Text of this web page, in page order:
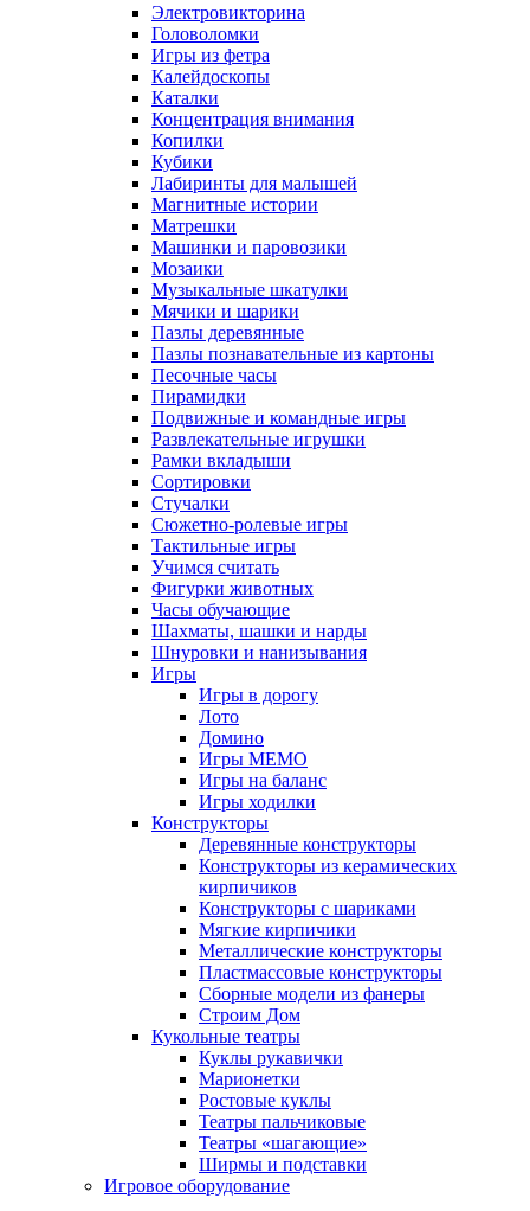
Электровикторина
Головоломки
Игры из фетра
Калейдоскопы
Каталки
Концентрация внимания
Копилки
Кубики
Лабиринты для малышей
Магнитные истории
Матрешки
Машинки и паровозики
Мозаики
Музыкальные шкатулки
Мячики и шарики
Пазлы деревянные
Пазлы познавательные из картоны
Песочные часы
Пирамидки
Подвижные и командные игры
Развлекательные игрушки
Рамки вкладыши
Сортировки
Стучалки
Сюжетно-ролевые игры
Тактильные игры
Учимся считать
Фигурки животных
Часы обучающие
Шахматы, шашки и нарды
Шнуровки и нанизывания
Игры
Игры в дорогу
Лото
Домино
Игры МЕМО
Игры на баланс
Игры ходилки
Конструкторы
Деревянные конструкторы
Конструкторы из керамических
кирпичиков
Конструкторы с шариками
Мягкие кирпичики
Металлические конструкторы
Пластмассовые конструкторы
Сборные модели из фанеры
Строим Дом
Кукольные театры
Куклы рукавички
Марионетки
Ростовые куклы
Театры пальчиковые
Театры «шагающие»
Ширмы и подставки
Игровое оборудование